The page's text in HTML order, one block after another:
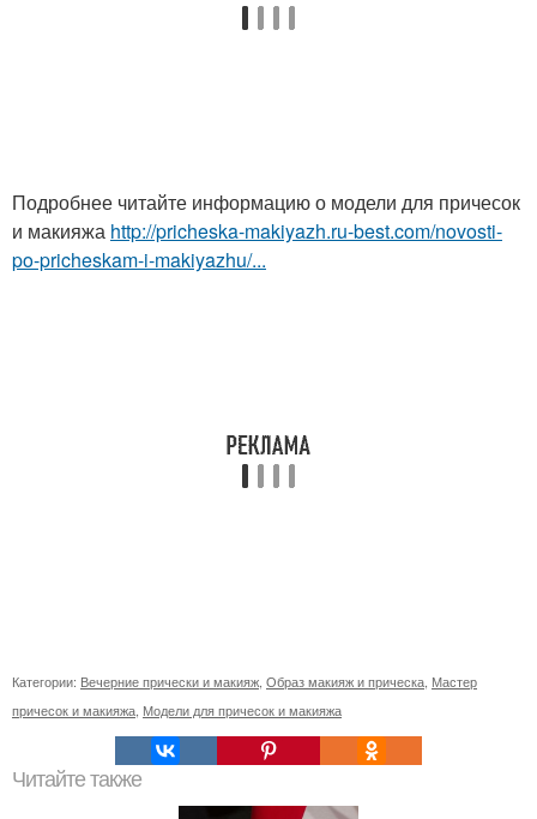
Подробнее читайте информацию о модели для причесок
и макияжа http://pricheska-makiyazh.ru-best.com/novosti-
po-pricheskam-i-makiyazhu/...
Категории: Вечерние прически и макияж Образ макияж и прическа Мастер
причесок и макияжа Модели для причесок и макияжа
Читайте также